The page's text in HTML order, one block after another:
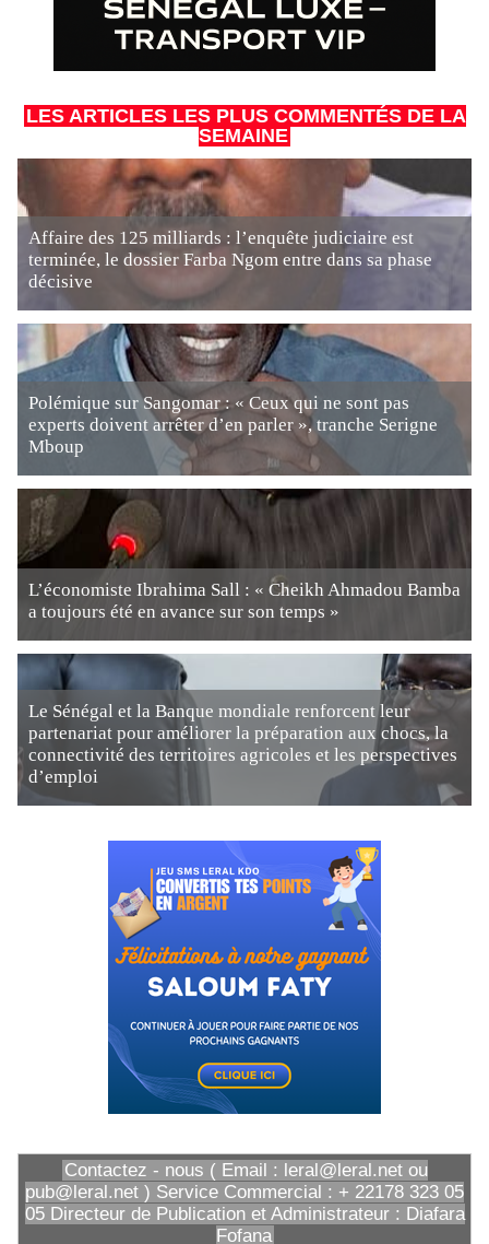
LES ARTICLES LES PLUS COMMENTÉS DE LA
SEMAINE
Affaire des 125 milliards : l’enquête judiciaire est
terminée, le dossier Farba Ngom entre dans sa phase
décisive
Polémique sur Sangomar : « Ceux qui ne sont pas
experts doivent arrêter d’en parler », tranche Serigne
Mboup
L’économiste Ibrahima Sall : « Cheikh Ahmadou Bamba
a toujours été en avance sur son temps »
Le Sénégal et la Banque mondiale renforcent leur
partenariat pour améliorer la préparation aux chocs, la
connectivité des territoires agricoles et les perspectives
d’emploi
Contactez - nous ( Email : leral@leral.net ou
pub@leral.net ) Service Commercial : + 22178 323 05
05 Directeur de Publication et Administrateur : Diafara
Fofana